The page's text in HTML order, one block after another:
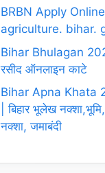
BRBN Apply
agriculture. bihar.
Bihar Bhulagan
रसीद ऑनलाइन काटे
Bihar Apna Khata
| बिहार भूलेख
नक्शा, जमाबंदी